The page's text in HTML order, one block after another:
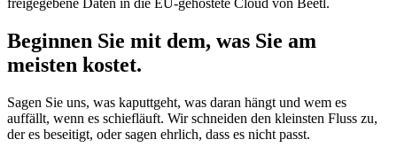
Beginnen Sie mit dem, was Sie am
meisten kostet.
Sagen Sie uns, was kaputtgeht, was daran hängt und wem es
auffällt, wenn es schiefläuft. Wir schneiden den kleinsten Fluss zu,
der es beseitigt, oder sagen ehrlich, dass es nicht passt.